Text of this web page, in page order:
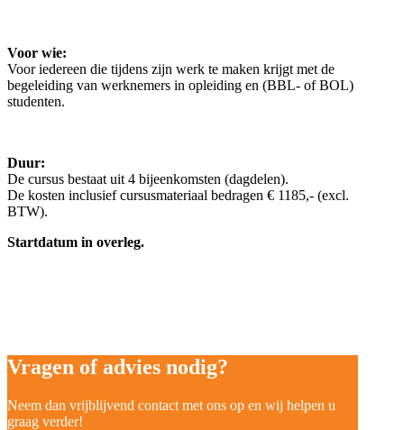
Voor wie:
Voor iedereen die tijdens zijn werk te maken krijgt met de
begeleiding van werknemers in opleiding en (BBL- of BOL)
studenten.
Duur:
De cursus bestaat uit 4 bijeenkomsten (dagdelen).
De kosten inclusief cursusmateriaal bedragen € 1185,- (excl.
BTW).
Startdatum in overleg.
Vragen of advies nodig?
Neem dan vrijblijvend contact met ons op en wij helpen u
graag verder!